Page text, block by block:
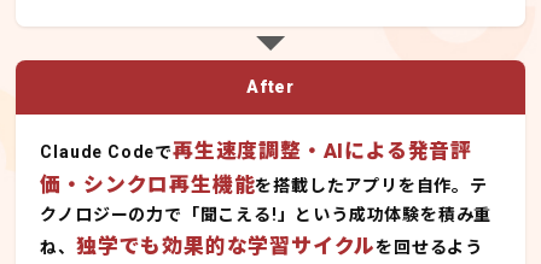
After
Claude Codeで再生速度調整・AIによる発音評
価・シンクロ再生機能を搭載したアプリを自作。テ
クノロジーの力で「聞こえる!」という成功体験を積み重
ね、独学でも効果的な学習サイクルを回せるよう